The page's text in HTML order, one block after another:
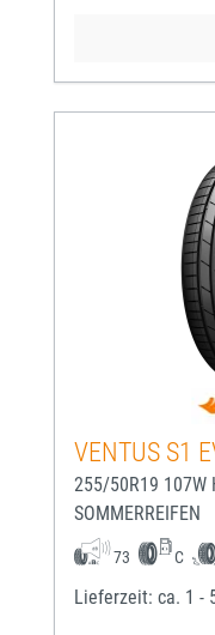
VENTUS S1
255/50R19 107W
SOMMERREIFEN
73 C
Lieferzeit: ca. 1 -